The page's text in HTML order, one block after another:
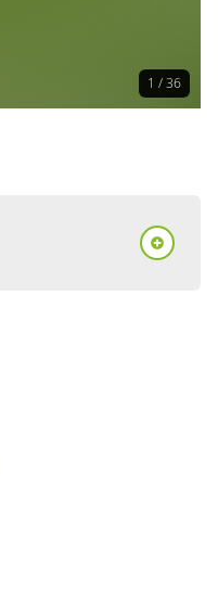
1 / 36
Nacht